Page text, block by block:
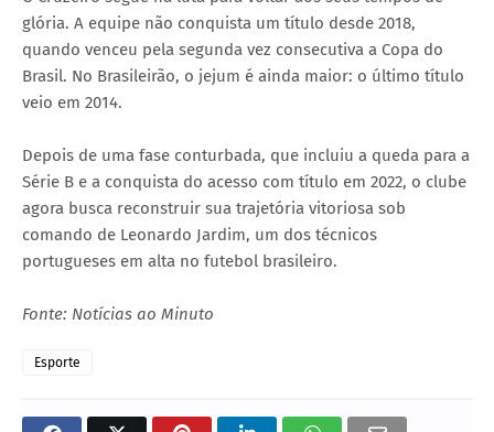
glória. A equipe não conquista um título desde 2018,
quando venceu pela segunda vez consecutiva a Copa do
Brasil. No Brasileirão, o jejum é ainda maior: o último título
veio em 2014.
Depois de uma fase conturbada, que incluiu a queda para a
Série B e a conquista do acesso com título em 2022, o clube
agora busca reconstruir sua trajetória vitoriosa sob
comando de Leonardo Jardim, um dos técnicos
portugueses em alta no futebol brasileiro.
Fonte: Notícias ao Minuto
Esporte